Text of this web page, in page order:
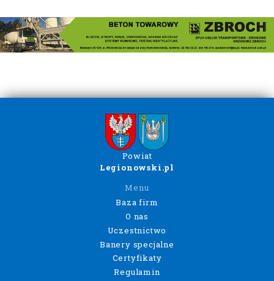
Powiat
Legionowski.pl
Menu
Baza firm
O nas
Uczestnictwo
Banery specjalne
Certyfikaty
Regulamin